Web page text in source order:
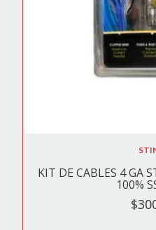
KIT DE CABLES 4 GA
100%